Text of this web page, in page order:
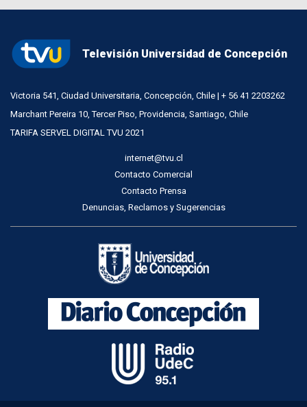
Televisión Universidad de Concepción
Victoria 541, Ciudad Universitaria, Concepción, Chile | + 56 41 2203262
Marchant Pereira 10, Tercer Piso, Providencia, Santiago, Chile
TARIFA SERVEL DIGITAL TVU 2021
internet@tvu.cl
Contacto Comercial
Contacto Prensa
Denuncias, Reclamos y Sugerencias